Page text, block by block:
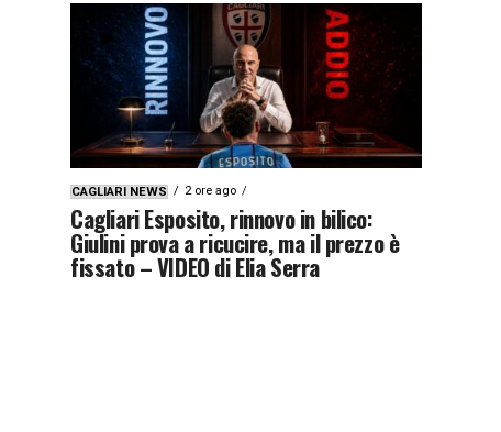
CAGLIARI NEWS 2 ore ago
Cagliari Esposito, rinnovo in bilico:
Giulini prova a ricucire, ma il prezzo è
fissato – VIDEO di Elia Serra